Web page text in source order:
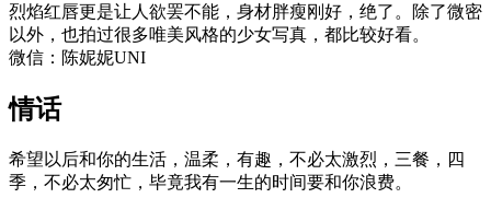
烈焰红唇更是让人欲罢不能，身材胖瘦刚好，绝了。除了微密
以外，也拍过很多唯美风格的少女写真，都比较好看。
微信：陈妮妮UNI
情话
希望以后和你的生活，温柔，有趣，不必太激烈，三餐，四
季，不必太匆忙，毕竟我有一生的时间要和你浪费。